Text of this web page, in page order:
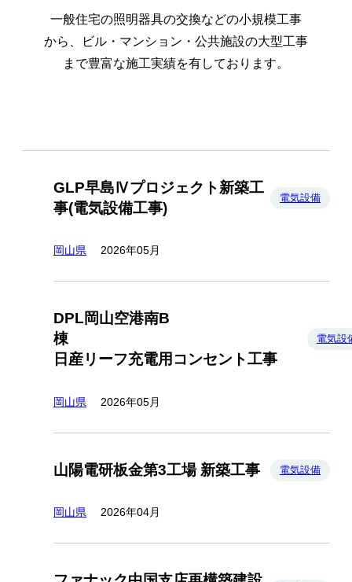
一般住宅の照明器具の交換などの小規模工事
から、
ビル・マンション・公共施設の大型工事
まで豊富な施工実績を有しております。
GLP早島Ⅳプロジェクト新築工
事(電気設備工事)
電気設備
岡山県 2026年05月
DPL岡山空港南B
棟
日産リーフ充電用コンセント工事
電気設
岡山県 2026年05月
山陽電研板金第3工場 新築工事 電気設備
岡山県 2026年04月